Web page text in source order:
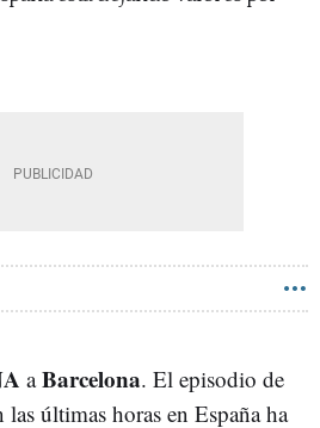
aBarcelona. El episodio de
últimas horas en España ha